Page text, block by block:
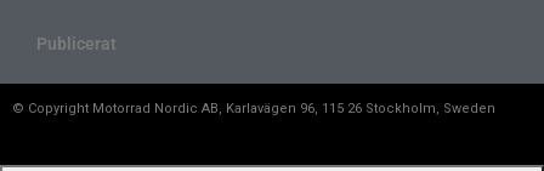
Publicerat
© Copyright Motorrad Nordic AB, Karlavägen 96, 115 26 Stockholm, Sweden